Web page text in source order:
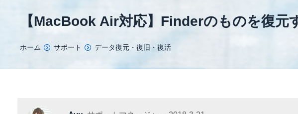
【MacBook Air対応】Finderのものを復元
You are here:
ホーム サポート データ復元・復旧・復活